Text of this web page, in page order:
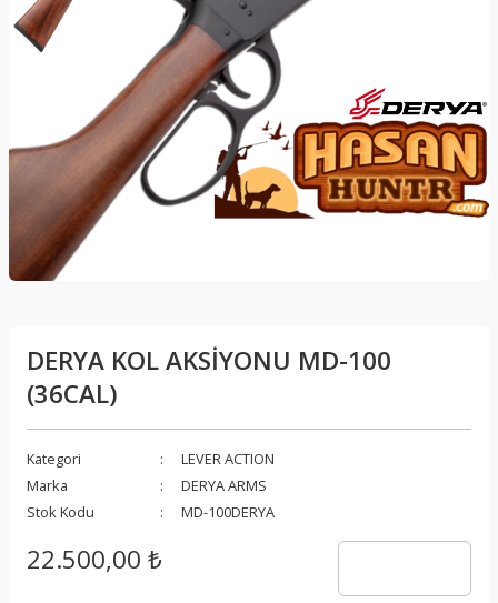
DERYA KOL AKSİYONU MD-100
(36CAL)
Kategori
LEVER ACTION
Marka
DERYA ARMS
Stok Kodu
MD-100DERYA
22.500,00 ₺